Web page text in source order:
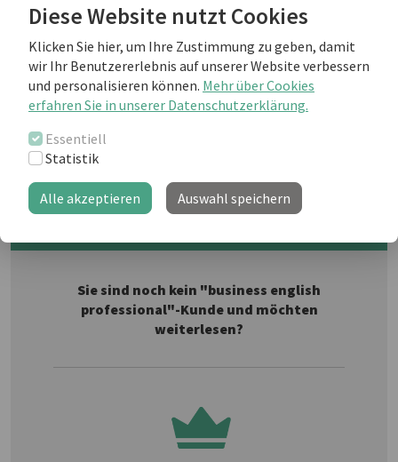
Diese Website nutzt Cookies
Klicken Sie hier, um Ihre Zustimmung zu geben, damit
wir Ihr Benutzererlebnis auf unserer Website verbessern
und personalisieren können. Mehr über Cookies
erfahren Sie in unserer Datenschutzerklärung.
Essentiell
Statistik
Alle akzeptieren Auswahl speichern
hätte nicht angerufen. Aber oftmals liefern
gerade diese Kontakte wichtige Hinweise
für Verbesserungspotenzial bei Produkten
oder Abläufen. Testen Sie anhand unserer
Dos und Don'ts, ob Sie die richtige
an den Tag legen.
Weiterlesen als business english Kunde
Sie sind noch kein "business english
professional"-Kunde und möchten
weiterlesen?